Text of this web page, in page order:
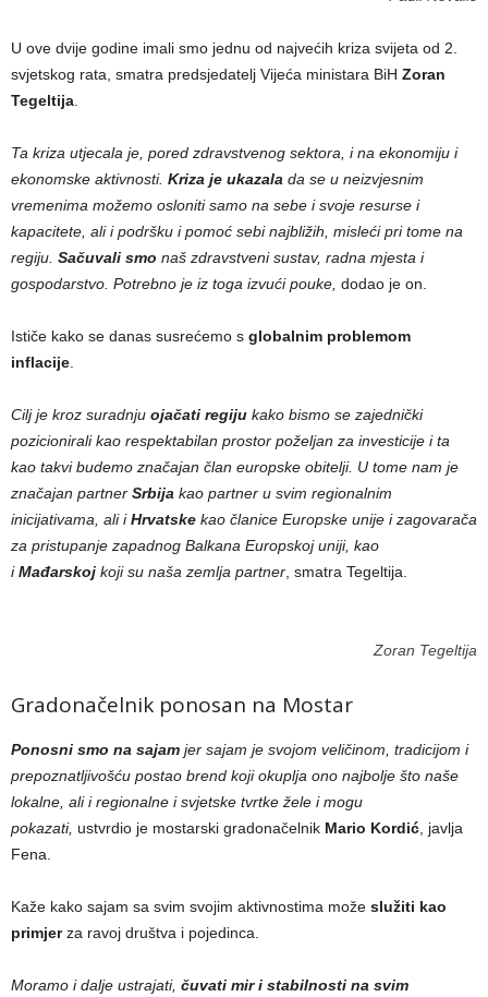
U ove dvije godine imali smo jednu od najvećih kriza svijeta od 2.
svjetskog rata, smatra predsjedatelj Vijeća ministara BiH Zoran
Tegeltija
Ta kriza utjecala je, pored zdravstvenog sektora, i na ekonomiju i
ekonomske aktivnosti. Kriza je ukazala da se u neizvjesnim
vremenima možemo osloniti samo na sebe i svoje resurse i
kapacitete, ali i podršku i pomoć sebi najbližih, misleći pri tome na
regiju. Sačuvali smo naš zdravstveni sustav, radna mjesta i
gospodarstvo. Potrebno je iz toga izvući pouke, dodao je on.
Ističe kako se danas susrećemo s globalnim problemom
inflacije
Cilj je kroz suradnju ojačati regiju kako bismo se zajednički
pozicionirali kao respektabilan prostor poželjan za investicije i ta
kao takvi budemo značajan član europske obitelji. U tome nam je
značajan partner Srbija kao partner u svim regionalnim
inicijativama, ali iHrvatske kao članice Europske unije i zagovarača
za pristupanje zapadnog Balkana Europskoj uniji, kao
iMađarskoj koji su naša zemlja partner , smatra Tegeltija.
Zoran Tegeltija
Gradonačelnik ponosan na Mostar
Ponosni smo na sajam jer sajam je svojom veličinom, tradicijom i
prepoznatljivošću postao brend koji okuplja ono najbolje što naše
lokalne, ali i regionalne i svjetske tvrtke žele i mogu
pokazati, ustvrdio je mostarski gradonačelnik Mario Kordić , javlja
Fena.
Kaže kako sajam sa svim svojim aktivnostima može služiti kao
primjerza ravoj društva i pojedinca.
Moramo i dalje ustrajati, čuvati mir i stabilnosti na svim